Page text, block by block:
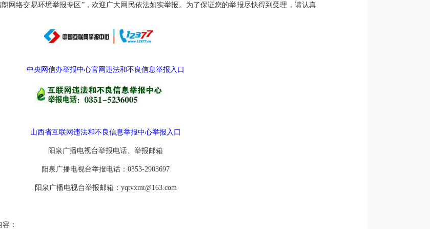
网络交易环境举报专区”，欢迎广大网民依法如实举报。为了保证您的举报尽快得到受理，请认真
中央网信办举报中心官网违法和不良信息举报入口
山西省互联网违法和不良信息举报中心举报入口
阳泉广播电视台举报电话、举报邮箱
阳泉广播电视台举报电话：0353-2903697
阳泉广播电视台举报邮箱：yqtvxmt@163.com
：